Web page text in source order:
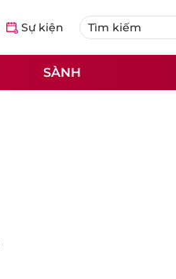
Sự kiện
SÀNH